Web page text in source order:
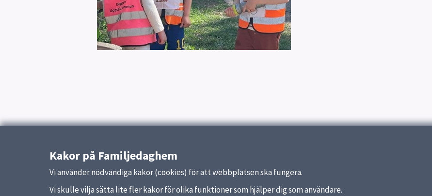
Kakor på Familjedaghem
Vi använder nödvändiga kakor (cookies) för att webbplatsen ska fungera.
Vi skulle vilja sätta lite fler kakor för olika funktioner som hjälper dig som användare.